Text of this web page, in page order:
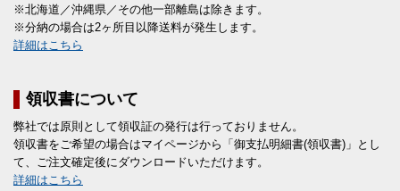
※北海道／沖縄県／その他一部離島は除きます。
※分納の場合は2ヶ所目以降送料が発生します。
詳細はこちら
領収書について
弊社では原則として領収証の発行は行っておりません。
領収書をご希望の場合はマイページから「御支払明細書(領収書)」とし
て、ご注文確定後にダウンロードいただけます。
詳細はこちら